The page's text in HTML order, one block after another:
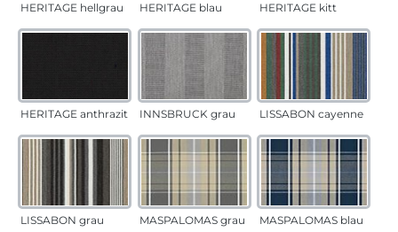
HERITAGE hellgrau HERITAGE blau HERITAGE kitt
HERITAGE anthrazit INNSBRUCK grau LISSABON cayenne
LISSABON grau MASPALOMAS grau MASPALOMAS blau